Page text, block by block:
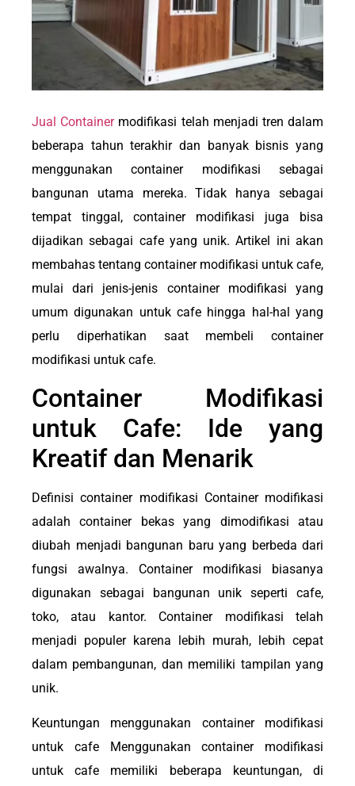
Jual Containermodifikasi telah menjadi tren dalam
beberapa tahun terakhir dan banyak bisnis yang
menggunakan container modifikasi sebagai
bangunan utama mereka. Tidak hanya sebagai
tempat tinggal, container modifikasi juga bisa
dijadikan sebagai cafe yang unik. Artikel ini akan
membahas tentang container modifikasi untuk cafe,
mulai dari jenis-jenis container modifikasi yang
umum digunakan untuk cafe hingga hal-hal yang
perlu diperhatikan saat membeli container
modifikasi untuk cafe.
Container Modifikasi
untuk Cafe: Ide yang
Kreatif dan Menarik
Definisi container modifikasi Container modifikasi
adalah container bekas yang dimodifikasi atau
diubah menjadi bangunan baru yang berbeda dari
fungsi awalnya. Container modifikasi biasanya
digunakan sebagai bangunan unik seperti cafe,
toko, atau kantor. Container modifikasi telah
menjadi populer karena lebih murah, lebih cepat
dalam pembangunan, dan memiliki tampilan yang
unik.
Keuntungan menggunakan container modifikasi
untuk cafe Menggunakan container modifikasi
untuk cafe memiliki beberapa keuntungan, di